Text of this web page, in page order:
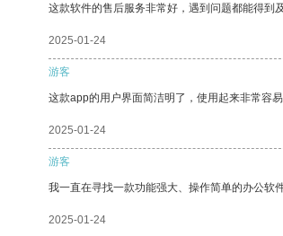
这款软件的售后服务非常好，遇到问题都能得到
2025-01-24
游客
这款app的用户界面简洁明了，使用起来非常容
2025-01-24
游客
我一直在寻找一款功能强大、操作简单的办公软
2025-01-24